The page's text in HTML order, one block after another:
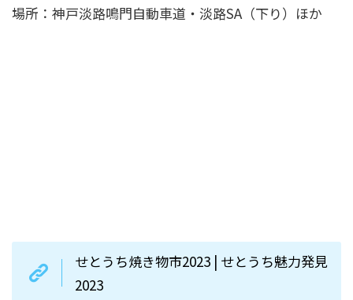
場所：神戸淡路鳴門自動車道・淡路SA（下り）ほか
せとうち焼き物市2023 | せとうち魅力発見
2023